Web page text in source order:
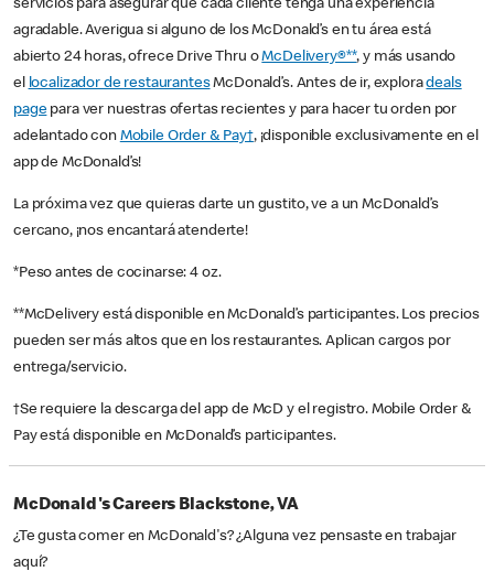
servicios para asegurar que cada cliente tenga una experiencia
agradable. Averigua si alguno de los McDonald’s en tu área está
abierto 24 horas, ofrece Drive Thru oMcDelivery®**, y más usando
el localizador de restaurantesMcDonald’s. Antes de ir, exploradeals
pagepara ver nuestras ofertas recientes y para hacer tu orden por
adelantado con Mobile Order & Pay†, ¡disponible exclusivamente en el
app de McDonald’s!
La próxima vez que quieras darte un gustito, ve a un McDonald’s
cercano, ¡nos encantará atenderte!
*Peso antes de cocinarse: 4 oz.
**McDelivery está disponible en McDonald’s participantes. Los precios
pueden ser más altos que en los restaurantes. Aplican cargos por
entrega/servicio.
†Se requiere la descarga del app de McD y el registro. Mobile Order &
Pay está disponible en McDonald’s participantes.
McDonald's Careers Blackstone, VA
¿Te gusta comer en McDonald's? ¿Alguna vez pensaste en trabajar
aquí?